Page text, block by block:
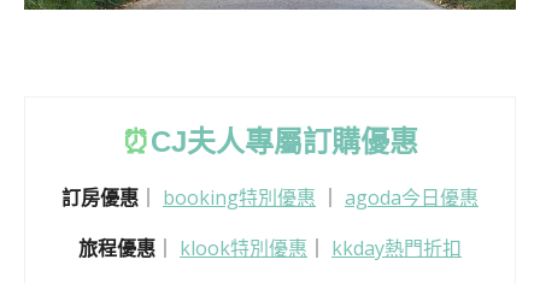
⏰CJ夫人專屬訂購優惠
訂房優惠 booking特別優惠
agoda今日優惠
旅程優惠
klook特別優惠
kkday熱門折扣